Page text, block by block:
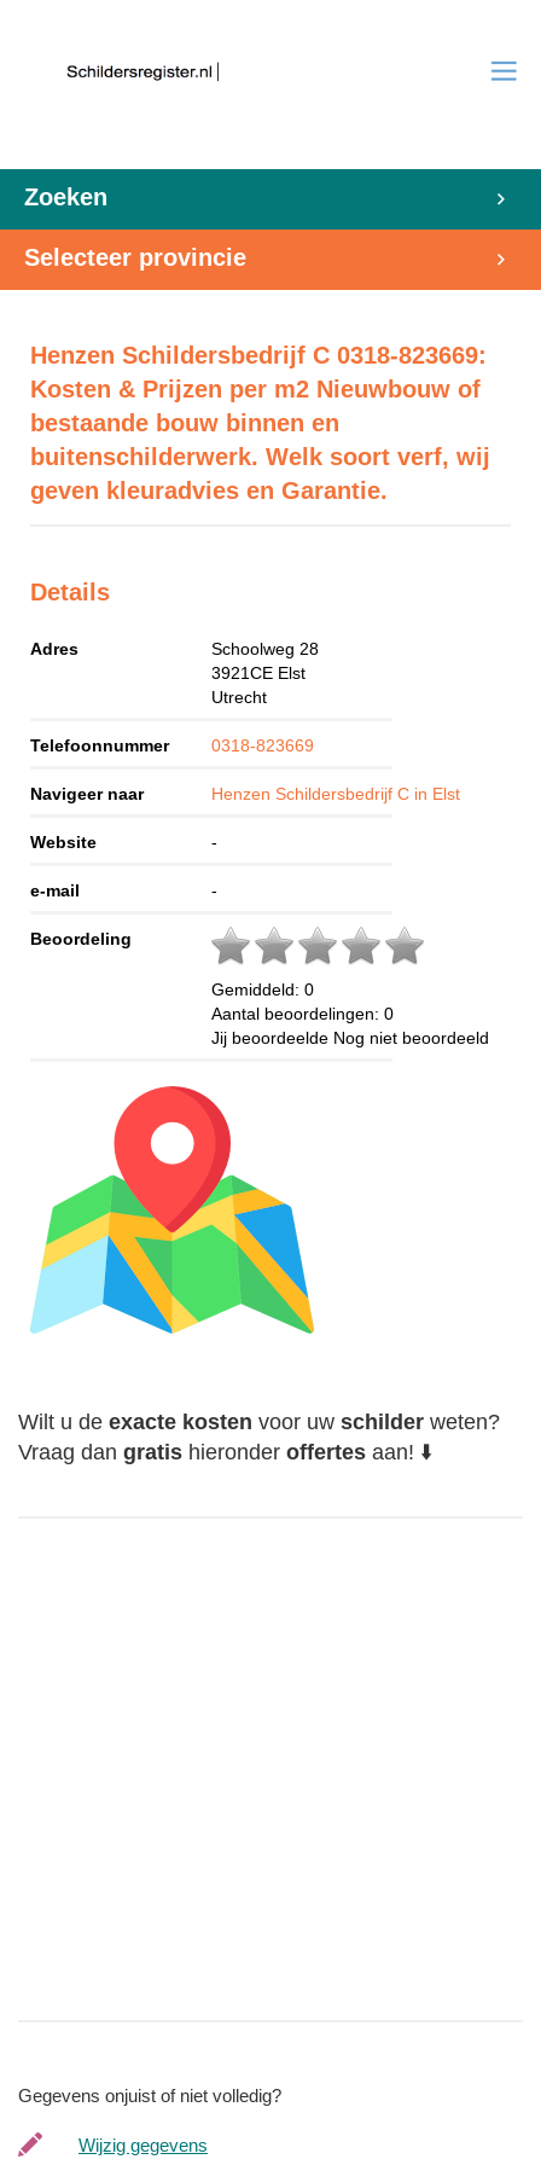
Zoeken
Selecteer provincie
Henzen Schildersbedrijf C 0318-823669:
Kosten & Prijzen per m2 Nieuwbouw of
bestaande bouw binnen en
buitenschilderwerk. Welk soort verf, wij
geven kleuradvies en Garantie.
Details
Adres
Schoolweg 28
3921CE Elst
Utrecht
Telefoonnummer 0318-823669
Navigeer naar Henzen Schildersbedrijf C in Elst
Website -
e-mail -
Beoordeling
Gemiddeld: 0
Aantal beoordelingen: 0
Jij beoordeelde Nog niet beoordeeld
Wilt u de exacte kosten voor uw schilder weten?
Vraag dan gratis hieronder offertes aan! ⬇️
Gegevens onjuist of niet volledig?
Wijzig gegevens